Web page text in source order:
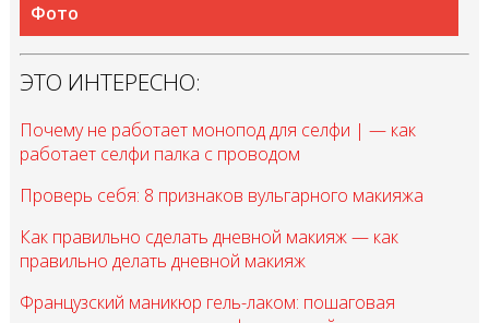
Фото
ЭТО ИНТЕРЕСНО:
Почему не работает монопод для селфи | — как
работает селфи палка с проводом
Проверь себя: 8 признаков вульгарного макияжа
Как правильно сделать дневной макияж — как
правильно делать дневной макияж
Французский маникюр гель-лаком: пошаговая